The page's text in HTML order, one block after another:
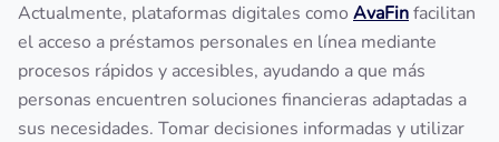
Actualmente, plataformas digitales como AvaFinfacilitan
el acceso a préstamos personales en línea mediante
procesos rápidos y accesibles, ayudando a que más
personas encuentren soluciones financieras adaptadas a
sus necesidades. Tomar decisiones informadas y utilizar